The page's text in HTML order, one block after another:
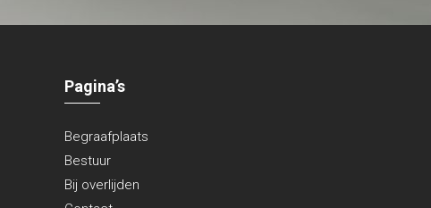
Pagina’s
Begraafplaats
Bestuur
Bij overlijden